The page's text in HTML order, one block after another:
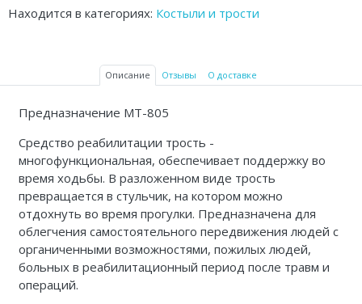
Находится в категориях: Костыли и трости
Описание Отзывы О доставке
Предназначение МТ-805
Средство реабилитации трость -
многофункциональная, обеспечивает поддержку во
время ходьбы. В разложенном виде трость
превращается в стульчик, на котором можно
отдохнуть во время прогулки. Предназначена для
облегчения самостоятельного передвижения людей с
органиченными возможностями, пожилых людей,
больных в реабилитационный период после травм и
операций.
Вспомогательные устройства для
дома
Резиновые грелки
Кислородные устройства
Медицинские иглы и катетеры
Медицинские перчатки
Экспресс-тесты Covid 19
Акупунктурные иглы